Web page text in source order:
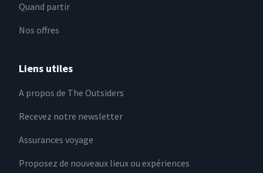
Quand partir
Nos offres
Liens utiles
A propos de The Outsiders
Recevez notre newsletter
Assurances voyage
Proposez de nouveaux lieux ou expériences